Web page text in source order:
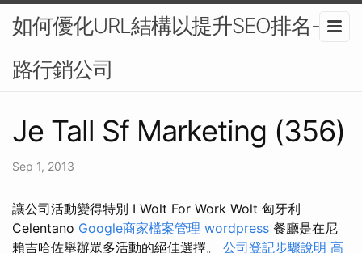
如何優化URL結構以提升SEO排名-網
路行銷公司
Je Tall Sf Marketing (356)
Sep 1, 2013
讓公司活動變得特別 I Wolt For Work Wolt 匈牙利
Celentano Google商家檔案管理 wordpress 餐廳是在尼
賴吉哈佐舉辦眾多活動的絕佳選擇。 公司登記步驟說明 高